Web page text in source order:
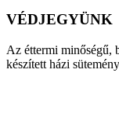
VÉDJEGYÜNK
Az éttermi minőségű,
készített házi